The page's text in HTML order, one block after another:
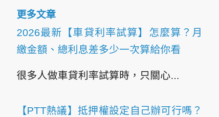
更多文章
2026最新【車貸利率試算】怎麼算？月
繳金額、總利息差多少一次算給你看
很多人做車貸利率試算時，只關心...
【PTT熱議】抵押權設定自己辦可行嗎？